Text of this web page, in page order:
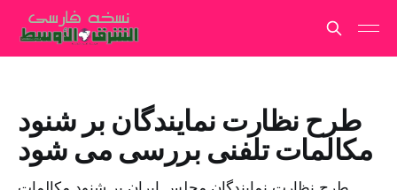
طرح نظارت نمایندگان بر شنود
مکالمات تلفنی بررسی می شود